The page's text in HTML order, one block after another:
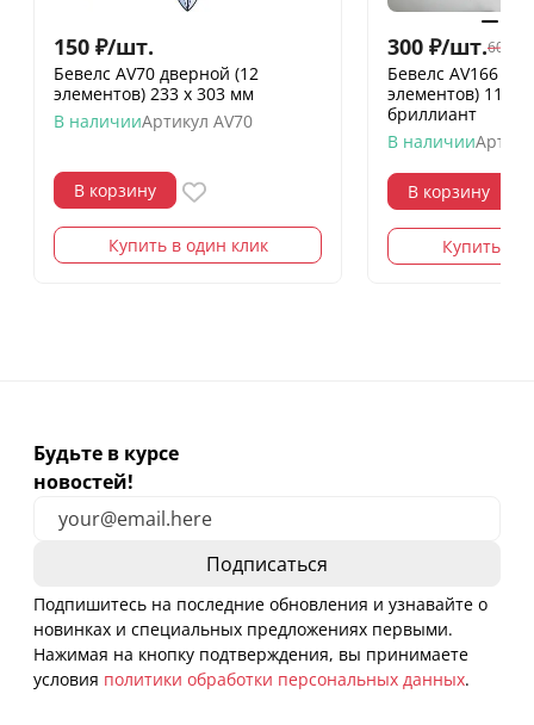
150 ₽/шт.
Бевелс AV70 дверной (12
элементов) 233 х 303 мм
В наличииАртикул AV70
В корзину
Купить в один клик
300 ₽/шт.600
Бевелс AV166
элементов) 112
бриллиант
В наличии
В корзину
Купить в
Будьте в курсе
новостей!
Подпишитесь на последние обновления и узнавайте о
новинках и специальных предложениях первыми.
Нажимая на кнопку подтверждения, вы принимаете
условия политики обработки персональных данных.